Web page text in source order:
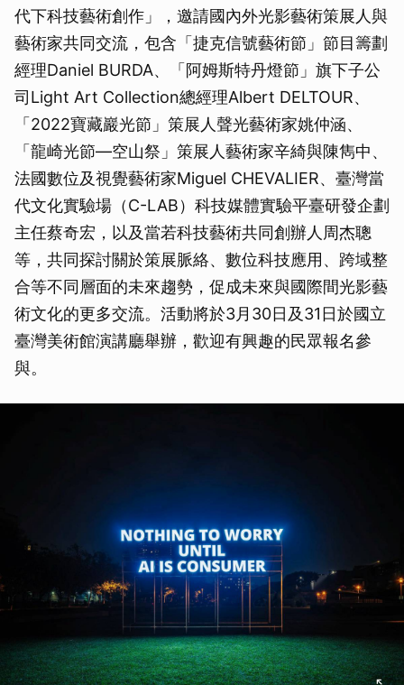
代下科技藝術創作」，邀請國內外光影藝術策展人與
藝術家共同交流，包含「捷克信號藝術節」節目籌劃
經理Daniel BURDA、「阿姆斯特丹燈節」旗下子公
司Light Art Collection總經理Albert DELTOUR、
「2022寶藏巖光節」策展人聲光藝術家姚仲涵、
「龍崎光節—空山祭」策展人藝術家辛綺與陳雋中、
法國數位及視覺藝術家Miguel CHEVALIER、臺灣當
代文化實驗場（C-LAB）科技媒體實驗平臺研發企劃
主任蔡奇宏，以及當若科技藝術共同創辦人周杰聰
等，共同探討關於策展脈絡、數位科技應用、跨域整
合等不同層面的未來趨勢，促成未來與國際間光影藝
術文化的更多交流。活動將於3月30日及31日於國立
臺灣美術館演講廳舉辦，歡迎有興趣的民眾報名參
與。